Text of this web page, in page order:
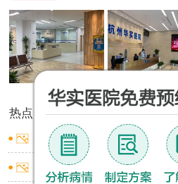
热点
推荐
男性包皮有白色小点
男性包皮口出血是什么原因